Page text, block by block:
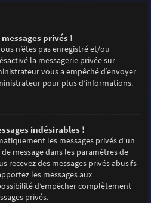
privés !
n’êtes pas enregistré et/ou
la messagerie privée sur
vous a empêché d’envoyer
pour plus d’informations.
indésirables !
les messages privés d’un
message dans les paramètres de
recevez des messages privés abusifs
les messages aux
d’empêcher complètement
privés.